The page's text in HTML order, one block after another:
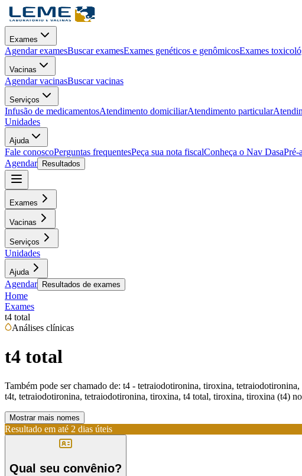
Exames
Agendar examesBuscar examesExames genéticos e genômicosExames
Vacinas
Agendar vacinasBuscar vacinas
Serviços
Infusão de medicamentosAtendimento domiciliarAtendimento particular
Unidades
Ajuda
Fale conoscoPerguntas frequentesPeça sua nota fiscalConheça o Nav DasaPré-
Agendar
Resultados
Exames
Vacinas
Serviços
Unidades
Ajuda
Agendar Resultados de exames
Home
Exames
t4 total
Análises clínicas
t4 total
Também pode ser chamado de: t4 - tetraiodotironina, tiroxina,
t4t, tetraiodotironina, tetraiodotironina, tiroxina, t4 total, tiroxina, tiroxina (t4)
Mostrar mais nomes
Resultado em até 2 dias úteis
Qual seu convênio?